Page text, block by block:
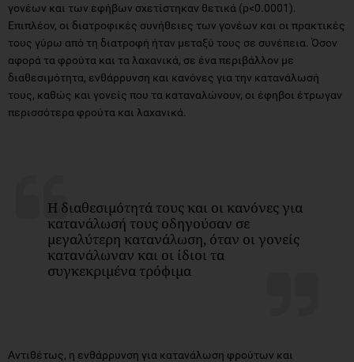
γονέων και των εφήβων σχετίστηκαν θετικά (p<0.0001).
Επιπλέον, οι διατροφικές συνήθειες των γονέων και οι πρακτικές
τους γύρω από τη διατροφή ήταν μεταξύ τους σε συνέπεια. Όσον
αφορά τα φρούτα και τα λαχανικά, σε ένα περιβάλλον με
διαθεσιμότητα, ενθάρρυνση και κανόνες για την κατανάλωσή
τους, καθώς και γονείς που τα καταναλώνουν, οι έφηβοι έτρωγαν
περισσότερα φρούτα και λαχανικά.
Η διαθεσιμότητά τους και οι κανόνες για
κατανάλωσή τους οδηγούσαν σε
μεγαλύτερη κατανάλωση, όταν οι γονείς
κατανάλωναν και οι ίδιοι τα
συγκεκριμένα τρόφιμα
Αντιθέτως, η ενθάρρυνση για κατανάλωση φρούτων και